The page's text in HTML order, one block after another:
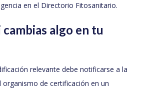
en el Directorio Fitosanitario.
cambias algo en tu
relevante debe notificarse a la
organismo de certificación en un